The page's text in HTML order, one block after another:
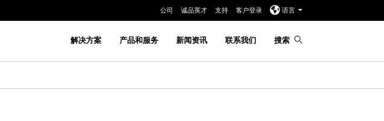
公司 诚品英才 支持 客户登录 语言
解决方案 产品和服务 新闻资讯 联系我们 搜索